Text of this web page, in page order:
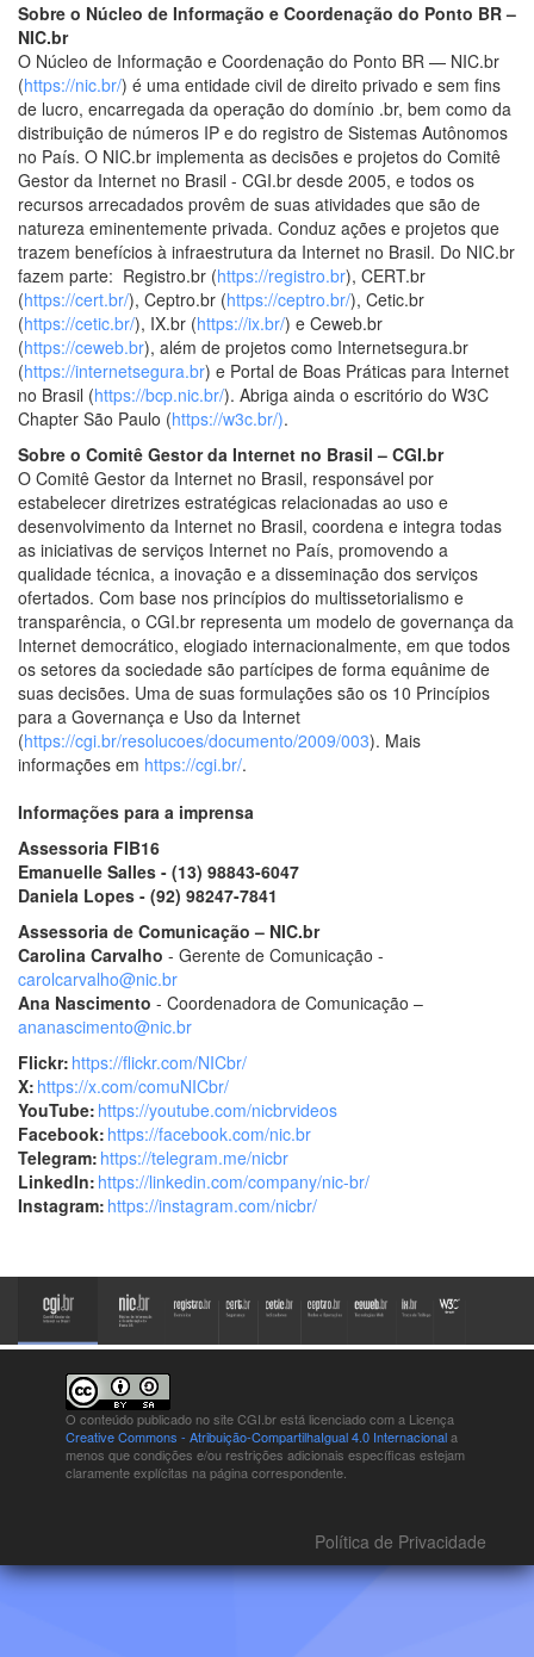
Sobre o Núcleo de Informação e Coordenação do Ponto BR –
NIC.br
O Núcleo de Informação e Coordenação do Ponto BR — NIC.br
(https://nic.br/) é uma entidade civil de direito privado e sem fins
de lucro, encarregada da operação do domínio .br, bem como da
distribuição de números IP e do registro de Sistemas Autônomos
no País. O NIC.br implementa as decisões e projetos do Comitê
Gestor da Internet no Brasil - CGI.br desde 2005, e todos os
recursos arrecadados provêm de suas atividades que são de
natureza eminentemente privada. Conduz ações e projetos que
trazem benefícios à infraestrutura da Internet no Brasil. Do NIC.br
fazem parte: Registro.br (https://registro.br), CERT.br
(https://cert.br/), Ceptro.br (https://ceptro.br/), Cetic.br
(https://cetic.br/), IX.br (https://ix.br/) e Ceweb.br
(https://ceweb.br), além de projetos como Internetsegura.br
(https://internetsegura.br) e Portal de Boas Práticas para Internet
no Brasil (https://bcp.nic.br/). Abriga ainda o escritório do W3C
Chapter São Paulo (https://w3c.br/).
Sobre o Comitê Gestor da Internet no Brasil – CGI.br
O Comitê Gestor da Internet no Brasil, responsável por
estabelecer diretrizes estratégicas relacionadas ao uso e
desenvolvimento da Internet no Brasil, coordena e integra todas
as iniciativas de serviços Internet no País, promovendo a
qualidade técnica, a inovação e a disseminação dos serviços
ofertados. Com base nos princípios do multissetorialismo e
transparência, o CGI.br representa um modelo de governança da
Internet democrático, elogiado internacionalmente, em que todos
os setores da sociedade são partícipes de forma equânime de
suas decisões. Uma de suas formulações são os 10 Princípios
para a Governança e Uso da Internet
(https://cgi.br/resolucoes/documento/2009/003). Mais
informações em https://cgi.br/.
Informações para a imprensa
Assessoria FIB16
Emanuelle Salles - (13) 98843-6047
Daniela Lopes - (92) 98247-7841
Assessoria de Comunicação – NIC.br
Carolina Carvalho - Gerente de Comunicação -
carolcarvalho@nic.br
Ana Nascimento - Coordenadora de Comunicação –
ananascimento@nic.br
Flickr: https://flickr.com/NICbr/
X: https://x.com/comuNICbr/
YouTube: https://youtube.com/nicbrvideos
Facebook: https://facebook.com/nic.br
Telegram: https://telegram.me/nicbr
LinkedIn: https://linkedin.com/company/nic-br/
Instagram: https://instagram.com/nicbr/
O conteúdo publicado no site CGI.br está licenciado com a Licença
Creative Commons - Atribuição-CompartilhaIgual 4.0 Internacionala
menos que condições e/ou restrições adicionais específicas estejam
claramente explícitas na página correspondente.
Política de Privacidade